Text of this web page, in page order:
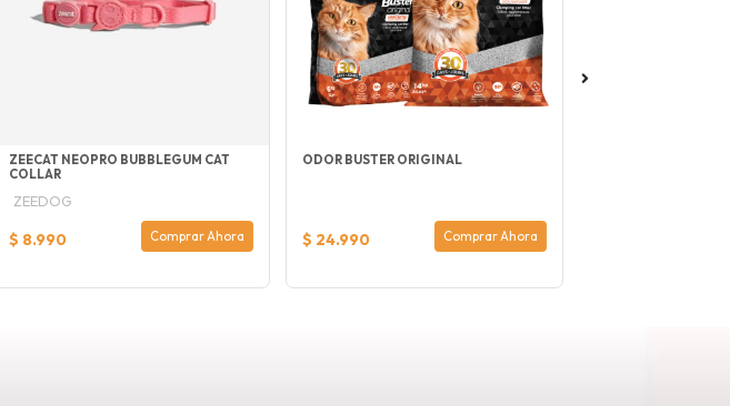
ZEECAT NEOPRO BUBBLEGUM CAT
COLLAR
ZEEDOG
$ 8.990 Comprar Ahora
ODOR BUSTER ORIGINAL
$ 24.990 Comprar Ahora